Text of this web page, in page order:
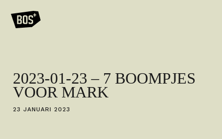
2023-01-23 – 7 BOOMPJES
VOOR MARK
23 JANUARI 2023